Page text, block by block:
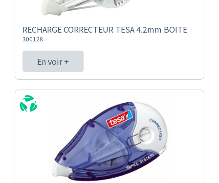
RECHARGE CORRECTEUR TESA 4.2mm BOITE
300128
En voir +